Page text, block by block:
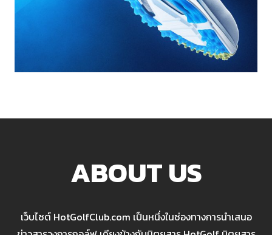
ABOUT US
เว็บไซต์ HotGolfClub.com เป็นหนึ่งในช่องทางการนำเสนอ